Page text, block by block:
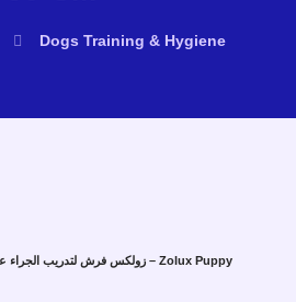
Dogs Training & Hygiene